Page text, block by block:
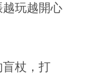
玩越開心
杖，打